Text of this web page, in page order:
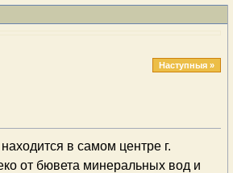
Наступныя »
в самом центре г.
от бювета минеральных вод и